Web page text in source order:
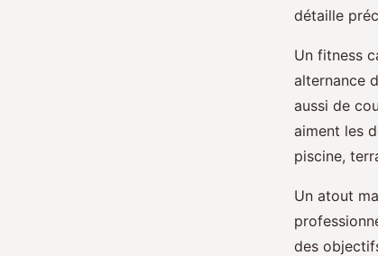
détaille
Un fitness
alternance
aussi de
aiment les
piscine,
Un atout
des